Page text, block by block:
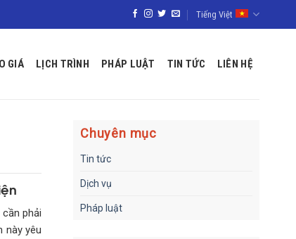
Tiếng Việt
GIÁ LỊCH TRÌNH PHÁP LUẬT TIN TỨC LIÊN HỆ
phải
này yêu
Chuyên mục
Tin tức
Dịch vụ
Pháp luật